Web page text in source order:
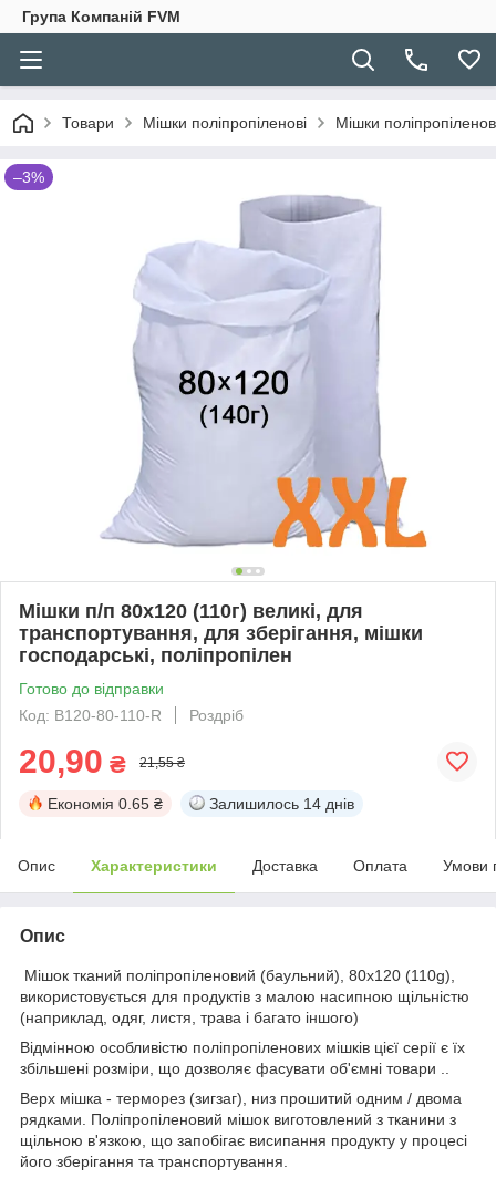
Група Компаній FVM
Товари Мішки поліпропіленові Мішки
–3%
Мішки п/п 80x120 (110г) великі, для
транспортування, для зберігання, мішки
господарські, поліпропілен
Готово до відправки
Код: B120-80-110-R
Роздріб
20,90 ₴ 21,55 ₴
Економія 0.65 ₴ Залишилось 14 днів
Опис Характеристики Доставка Оплата Умови
Опис
Мішок тканий поліпропіленовий (баульний), 80x120 (110g),
використовується для продуктів з малою насипною щільністю
(наприклад, одяг, листя, трава і багато іншого)
Відмінною особливістю поліпропіленових мішків цієї серії є їх
збільшені розміри, що дозволяє фасувати об'ємні товари ..
Верх мішка - терморез (зигзаг), низ прошитий одним / двома
рядками. Поліпропіленовий мішок виготовлений з тканини з
щільною в'язкою, що запобігає висипання продукту у процесі
його зберігання та транспортування.